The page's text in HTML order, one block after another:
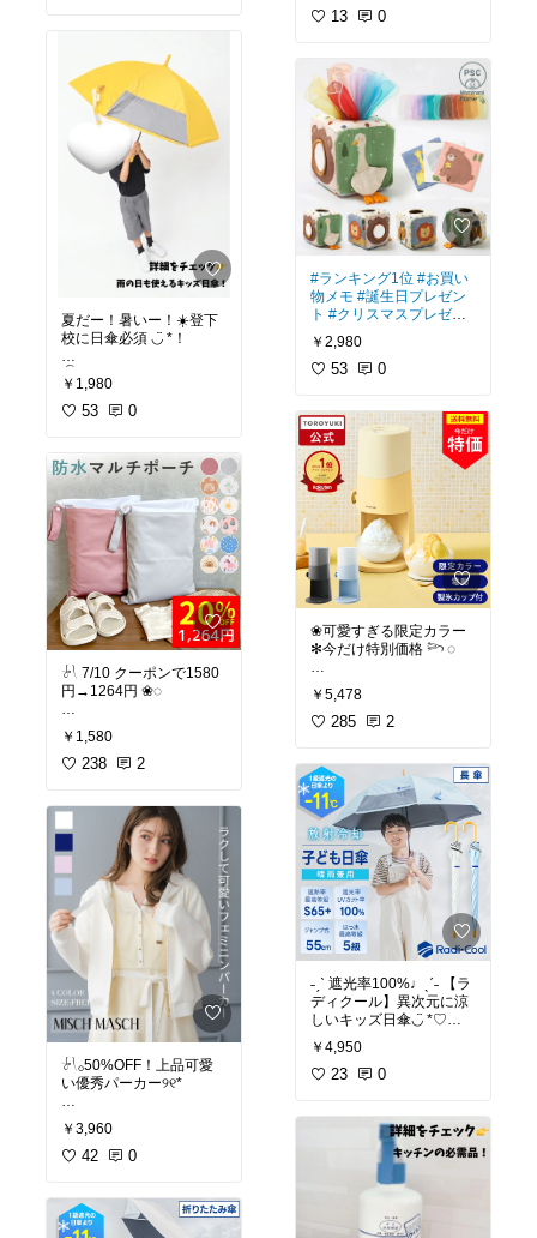
夏だー！暑いー！☀️登下
校に日傘必須 ◡̈ *！
𓍯遮熱・遮光・UVカッ
ト機能つきで、強い日差
しをしっかりガード ☀️
えやすくて安全面もバッ
チリ🎒
𓍯子どもの成長に合わせ
て選べる50cm・55cmの
2サイズ展開！
#オリジナル写真 #1歳の
誕生日 #親子ペアルック
#マタママ #プレママ #キ
ッズコーデ #日焼け対策
#暑さ対策
#ランドセル
大人可愛い対策 #通学グ
ッズ #小学生ママ
かけグッズ
夏 #小学生
￥1,980
53 0
𓍯 7/10 クーポンで1580
円→1264円 ❀◌
#お買い物メモ
#キッズコーデ
グ１位
￥1,580
238 2
𓍯𓂂50%OFF！上品可愛
い優秀パーカー୨୧*
・大人カジュアルに華や
かさをプラス ！
・お出かけ先や車内での
・大人可愛いデザイン◡̈ *
￥3,960
42 0
ーマグ
#ベビーマグ
ディズニーグッズ
#ミッ
キー #ミニー #プーさん #
トイストーリー
#育児便
利グッズ #ママの味方 #
出産祝い #ベビーギフト
#プレゼント
#赤ちゃん用
品 #買ってよかった #オ
リジナル写真
13 0
#ランキング1位 #お買い
物メモ #誕生日プレゼン
ト #クリスマスプレゼン
ト #大人も楽しめる
産祝い #おうち時間充実
￥2,980
53 0
❀可愛すぎる限定カラー
✻今だけ特別価格 𓆸 ◌
𓂂 氷の細かさを無段階で
調節できる！
シャリシャリもふわふわ
𓂂 冷凍フルーツもそのま
ま削れる！
健康的で美味しい無添加
スイーツが完成 🌱
𓂂コンパクトにすっきり収
納できる！
出しっぱなしでも可愛い
♡
くすみ感のあるお洒落カ
ラー 🌼
#おうちカフェ #キッチン
家電 #夏のおすすめ #お
やつタイム
短家事
#おうち時間充実
#スマート家電 #かき氷 #
#無添加
#ママのご褒美
#プレゼント
人可愛い
￥5,478
285 2
˗ˏˋ 遮光率100%♩ˎˊ˗ 【ラ
ディクール】異次元に涼
しいキッズ日傘◡̈ *♡
なんかすごい👍
#小学生ママ #晴雨
#日焼け対策 #新学
#お出かけグッズ
#機能性重視 #便利グッズ
#入学準備
￥4,950
23 0